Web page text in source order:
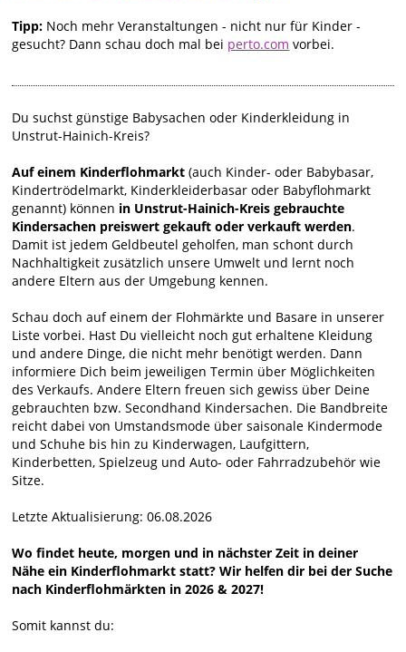
Tipp: Noch mehr Veranstaltungen - nicht nur für Kinder -
gesucht? Dann schau doch mal bei perto.com vorbei.
Du suchst günstige Babysachen oder Kinderkleidung in
Unstrut-Hainich-Kreis?
Auf einem Kinderflohmarkt (auch Kinder- oder Babybasar,
Kindertrödelmarkt, Kinderkleiderbasar oder Babyflohmarkt
genannt) können in Unstrut-Hainich-Kreis gebrauchte
Kindersachen preiswert gekauft oder verkauft werden.
Damit ist jedem Geldbeutel geholfen, man schont durch
Nachhaltigkeit zusätzlich unsere Umwelt und lernt noch
andere Eltern aus der Umgebung kennen.
Schau doch auf einem der Flohmärkte und Basare in unserer
Liste vorbei. Hast Du vielleicht noch gut erhaltene Kleidung
und andere Dinge, die nicht mehr benötigt werden. Dann
informiere Dich beim jeweiligen Termin über Möglichkeiten
des Verkaufs. Andere Eltern freuen sich gewiss über Deine
gebrauchten bzw. Secondhand Kindersachen. Die Bandbreite
reicht dabei von Umstandsmode über saisonale Kindermode
und Schuhe bis hin zu Kinderwagen, Laufgittern,
Kinderbetten, Spielzeug und Auto- oder Fahrradzubehör wie
Sitze.
Letzte Aktualisierung: 06.08.2026
Wo findet heute, morgen und in nächster Zeit in deiner
Nähe ein Kinderflohmarkt statt? Wir helfen dir bei der Suche
nach Kinderflohmärkten in 2026 & 2027!
Somit kannst du: